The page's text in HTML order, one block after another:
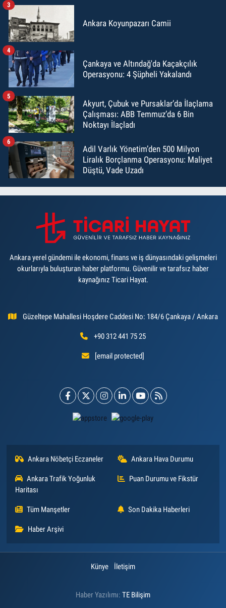
Ankara Koyunpazarı Camii
3
Çankaya ve Altındağ'da Kaçakçılık
Operasyonu: 4 Şüpheli Yakalandı
4
Akyurt, Çubuk ve Pursaklar’da İlaçlama
Çalışması: ABB Temmuz’da 6 Bin
Noktayı İlaçladı
5
Adil Varlık Yönetim’den 500 Milyon
Liralık Borçlanma Operasyonu: Maliyet
Düştü, Vade Uzadı
6
Ankara yerel gündemi ile ekonomi, finans ve iş dünyasındaki gelişmeleri
okurlarıyla buluşturan haber platformu. Güvenilir ve tarafsız haber
kaynağınız Ticari Hayat.
Güzeltepe Mahallesi Hoşdere Caddesi No: 184/6 Çankaya / Ankara
+90 312 441 75 25
[email protected]
Ankara Nöbetçi Eczaneler Ankara Hava Durumu
Ankara Trafik Yoğunluk
Haritası
Puan Durumu ve Fikstür
Tüm Manşetler Son Dakika Haberleri
Haber Arşivi
Künye İletişim
Haber Yazılımı: TE Bilişim